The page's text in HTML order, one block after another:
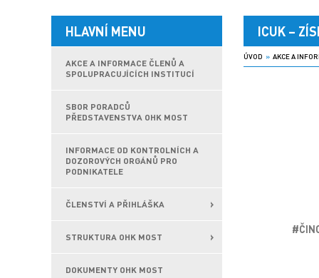
HLAVNÍ MENU
AKCE A INFORMACE ČLENŮ A
SPOLUPRACUJÍCÍCH INSTITUCÍ
SBOR PORADCŮ
PŘEDSTAVENSTVA OHK MOST
INFORMACE OD KONTROLNÍCH A
DOZOROVÝCH ORGÁNŮ PRO
PODNIKATELE
ČLENSTVÍ A PŘIHLÁŠKA
STRUKTURA OHK MOST
DOKUMENTY OHK MOST
ICUK –
ÚVOD » AKCE A